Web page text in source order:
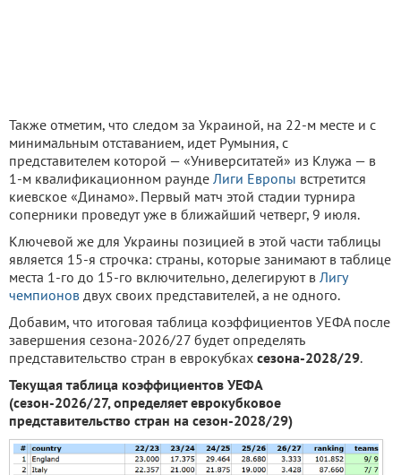
Также отметим, что следом за Украиной, на 22-м месте и с
минимальным отставанием, идет Румыния, с
представителем которой — «Университатей» из Клужа — в
1-м квалификационном раунде Лиги Европы встретится
киевское «Динамо». Первый матч этой стадии турнира
соперники проведут уже в ближайший четверг, 9 июля.
Ключевой же для Украины позицией в этой части таблицы
является 15-я строчка: страны, которые занимают в таблице
места 1-го до 15-го включительно, делегируют в Лигу
чемпионов двух своих представителей, а не одного.
Добавим, что итоговая таблица коэффициентов УЕФА после
завершения сезона-2026/27 будет определять
представительство стран в еврокубках сезона-2028/29.
Текущая таблица коэффициентов УЕФА
(сезон-2026/27, определяет еврокубковое
представительство стран на сезон-2028/29)